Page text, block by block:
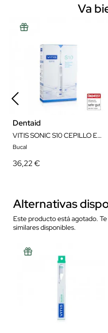
Va
Dentaid
VITIS SONIC S10 CEPILLO ELECTRONICO
Bucal
36,22 €
Alternativas
Este producto está agotado.
similares disponibles.